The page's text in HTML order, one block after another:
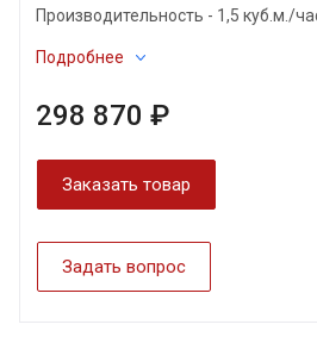
Производительность - 1,5 куб.м./
Подробнее
298 870 ₽
Заказать товар
Задать вопрос